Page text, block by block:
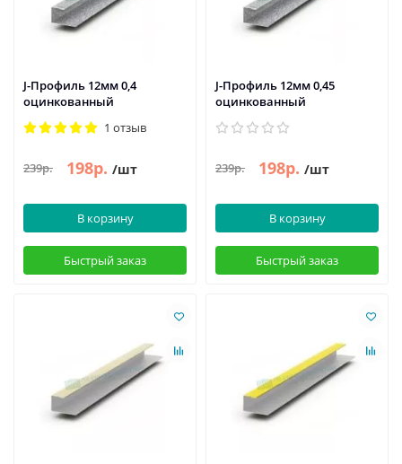
J-Профиль 12мм 0,4
оцинкованный
1 отзыв
239р. 198р. /шт
В корзину
Быстрый заказ
J-Профиль 12мм 0,45
оцинкованный
239р. 198р. /шт
В корзину
Быстрый заказ